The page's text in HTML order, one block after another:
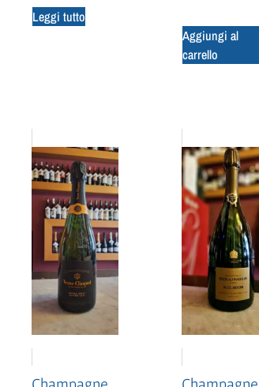
Leggi tutto
Aggiungi al
carrello